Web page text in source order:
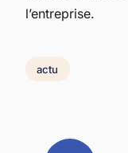
l’entreprise.
actu